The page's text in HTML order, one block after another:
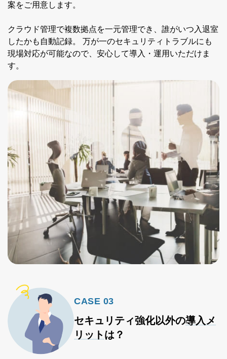
案をご用意します。
クラウド管理で複数拠点を一元管理でき、誰がいつ入退室
したかも自動記録。 万が一のセキュリティトラブルにも
現場対応が可能なので、安心して導入・運用いただけま
す。
CASE 03
セキュリティ強化以外の導入メ
リットは？